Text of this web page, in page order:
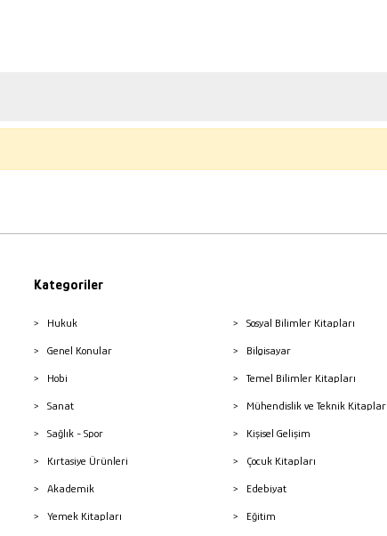
Kategoriler
Hukuk
Genel Konular
Hobi
Sanat
Sağlık - Spor
Kırtasiye Ürünleri
Akademik
Yemek Kitapları
Sosyal Bilimler Kitapları
Bilgisayar
Temel Bilimler Kitapları
Mühendislik ve Teknik Kitaplar
Kişisel Gelişim
Çocuk Kitapları
Edebiyat
Eğitim